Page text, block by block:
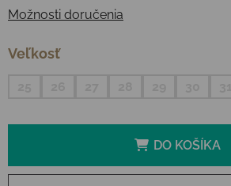
Možnosti doručenia
Veľkosť
DO KOŠÍKA